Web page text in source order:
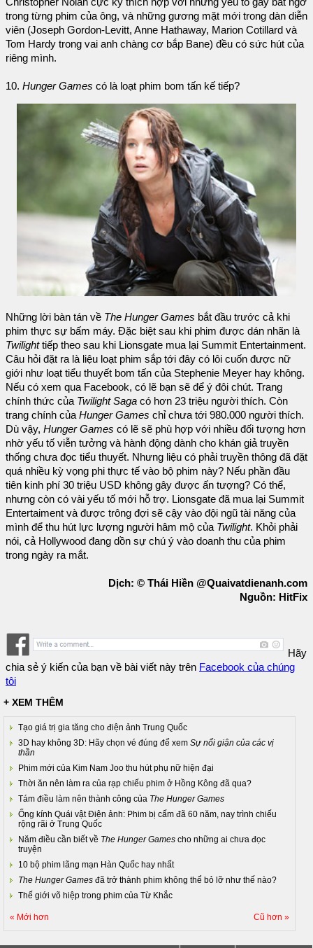
Christopher Nolan cực kỳ thích hợp với những yếu tố gây bất ngờ
trong từng phim của ông, và những gương mặt mới trong dàn diễn
viên (Joseph Gordon-Levitt, Anne Hathaway, Marion Cotillard và
Tom Hardy trong vai anh chàng cơ bắp Bane) đều có sức hút của
riêng mình.
10. Hunger Games có là loạt phim bom tấn kế tiếp?
Những lời bàn tán về The Hunger Games bắt đầu trước cả khi
phim thực sự bấm máy. Đặc biệt sau khi phim được dán nhãn là
Twilighttiếp theo sau khi Lionsgate mua lại Summit Entertainment.
Câu hỏi đặt ra là liệu loạt phim sắp tới đây có lôi cuốn được nữ
giới như loạt tiểu thuyết bom tấn của Stephenie Meyer hay không.
Nếu có xem qua Facebook, có lẽ bạn sẽ để ý đôi chút. Trang
chính thức của Twilight Saga có hơn 23 triệu người thích. Còn
trang chính của Hunger Games chỉ chưa tới 980.000 người thích.
Dù vậy, Hunger Games có lẽ sẽ phù hợp với nhiều đối tượng hơn
nhờ yếu tố viễn tưởng và hành động dành cho khán giả truyền
thống chưa đọc tiểu thuyết. Nhưng liệu có phải truyền thông đã đặt
quá nhiều kỳ vọng phi thực tế vào bộ phim này? Nếu phần đầu
tiên kinh phí 30 triệu USD không gây được ấn tượng? Có thể,
nhưng còn có vài yếu tố mới hỗ trợ. Lionsgate đã mua lại Summit
Entertaiment và được trông đợi sẽ cậy vào đội ngũ tài năng của
mình để thu hút lực lượng người hâm mộ của Twilight. Khỏi phải
nói, cả Hollywood đang dồn sự chú ý vào doanh thu của phim
trong ngày ra mắt.
Dịch: © Thái Hiền @Quaivatdienanh.com
Nguồn: HitFix
Hãy
chia sẻ ý kiến của bạn về bài viết này trên Facebook của chúng
tôi
+ XEM THÊM
Tạo giá trị gia tăng cho điện ảnh Trung Quốc
3D hay không 3D: Hãy chọn vé đúng để xem Sự nổi giận của các vị
thần
Phim mới của Kim Nam Joo thu hút phụ nữ hiện đại
Thời ăn nên làm ra của rạp chiếu phim ở Hồng Kông đã qua?
Tám điều làm nên thành công của The Hunger Games
Ống kính Quái vật Điện ảnh: Phim bị cấm đã 60 năm, nay trình chiếu
rộng rãi ở Trung Quốc
Năm điều cần biết về The Hunger Games cho những ai chưa đọc
truyện
10 bộ phim lãng mạn Hàn Quốc hay nhất
The Hunger Games đã trở thành phim không thể bỏ lỡ như thế nào?
Thế giới võ hiệp trong phim của Từ Khắc
« Mới hơn Cũ hơn »